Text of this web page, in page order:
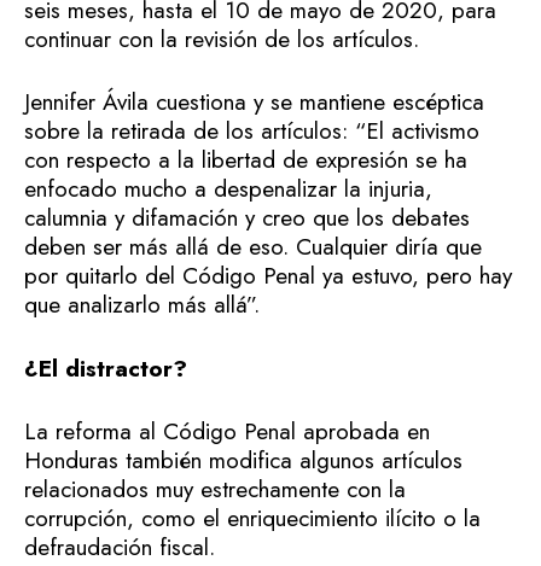
seis meses, hasta el 10 de mayo de 2020, para
continuar con la revisión de los artículos.
Jennifer Ávila cuestiona y se mantiene escéptica
sobre la retirada de los artículos: “El activismo
con respecto a la libertad de expresión se ha
enfocado mucho a despenalizar la injuria,
calumnia y difamación y creo que los debates
deben ser más allá de eso. Cualquier diría que
por quitarlo del Código Penal ya estuvo, pero hay
que analizarlo más allá”.
¿El distractor?
La reforma al Código Penal aprobada en
Honduras también modifica algunos artículos
relacionados muy estrechamente con la
corrupción, como el enriquecimiento ilícito o la
defraudación fiscal.